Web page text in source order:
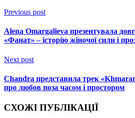
Previous post
Alena Omargalieva презентувала
«Фанат» – історію жіночої сили і
Next post
Chandra представила трек
про любов поза часом і простором
СХОЖІ ПУБЛІКАЦІЇ